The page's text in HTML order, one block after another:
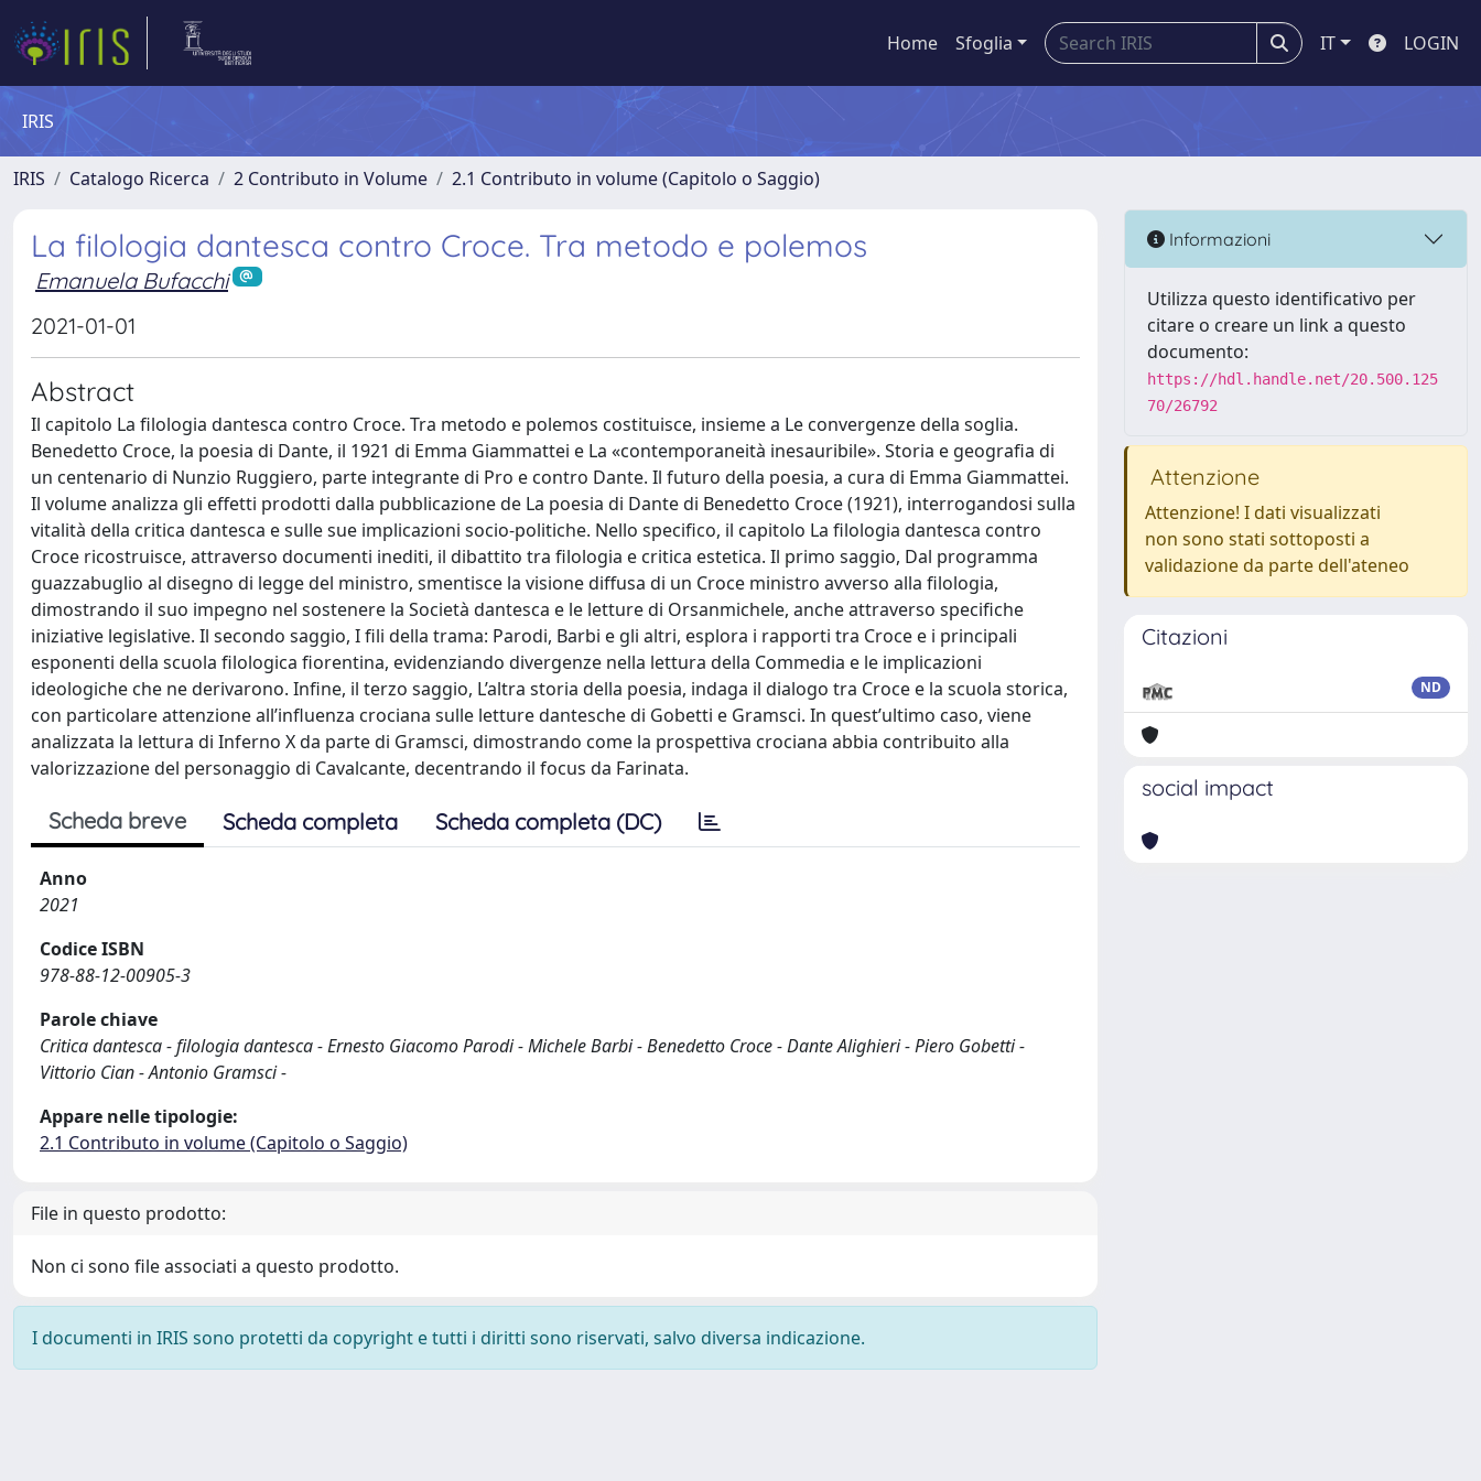
Home Sfoglia IT LOGIN
IRIS
IRIS Catalogo Ricerca 2 Contributo in Volume 2.1 Contributo in volume (Capitolo o Saggio)
La filologia dantesca contro Croce. Tra metodo e polemos
Emanuela Bufacchi
2021-01-01
Abstract
Il capitolo La filologia dantesca contro Croce. Tra metodo e polemos costituisce, insieme a Le convergenze della soglia.
Benedetto Croce, la poesia di Dante, il 1921 di Emma Giammattei e La «contemporaneità inesauribile». Storia e geografia di
un centenario di Nunzio Ruggiero, parte integrante di Pro e contro Dante. Il futuro della poesia, a cura di Emma Giammattei.
Il volume analizza gli effetti prodotti dalla pubblicazione de La poesia di Dante di Benedetto Croce (1921), interrogandosi sulla
vitalità della critica dantesca e sulle sue implicazioni socio-politiche. Nello specifico, il capitolo La filologia dantesca contro
Croce ricostruisce, attraverso documenti inediti, il dibattito tra filologia e critica estetica. Il primo saggio, Dal programma
guazzabuglio al disegno di legge del ministro, smentisce la visione diffusa di un Croce ministro avverso alla filologia,
dimostrando il suo impegno nel sostenere la Società dantesca e le letture di Orsanmichele, anche attraverso specifiche
iniziative legislative. Il secondo saggio, I fili della trama: Parodi, Barbi e gli altri, esplora i rapporti tra Croce e i principali
esponenti della scuola filologica fiorentina, evidenziando divergenze nella lettura della Commedia e le implicazioni
ideologiche che ne derivarono. Infine, il terzo saggio, L’altra storia della poesia, indaga il dialogo tra Croce e la scuola storica,
con particolare attenzione all’influenza crociana sulle letture dantesche di Gobetti e Gramsci. In quest’ultimo caso, viene
analizzata la lettura di Inferno X da parte di Gramsci, dimostrando come la prospettiva crociana abbia contribuito alla
valorizzazione del personaggio di Cavalcante, decentrando il focus da Farinata.
Scheda breve Scheda completa Scheda completa (DC)
Anno
2021
Codice ISBN
978-88-12-00905-3
Parole chiave
Critica dantesca - filologia dantesca - Ernesto Giacomo Parodi - Michele Barbi - Benedetto Croce - Dante Alighieri - Piero Gobetti -
Vittorio Cian - Antonio Gramsci -
Appare nelle tipologie:
2.1 Contributo in volume (Capitolo o Saggio)
File in questo prodotto:
Non ci sono file associati a questo prodotto.
I documenti in IRIS sono protetti da copyright e tutti i diritti sono riservati, salvo diversa indicazione.
Informazioni
Utilizza questo identificativo per
citare o creare un link a questo
documento:
https://hdl.handle.net/20.500.125
70/26792
Attenzione
Attenzione! I dati visualizzati
non sono stati sottoposti a
validazione da parte dell'ateneo
Citazioni
ND
social impact